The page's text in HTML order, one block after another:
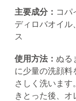
主要成分： コパ
ディロバオイル
ス
使用方法： ぬる
に少量の洗顔料
さしく洗います
きとった後、オ